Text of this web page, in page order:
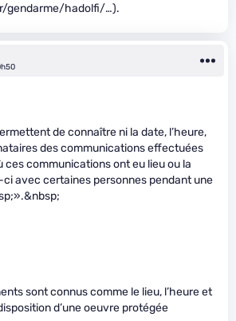
gendarme/hadolfi/…).
de connaître ni la date, l’heure,
des communications effectuées
ces communications ont eu lieu ou la
avec certaines personnes pendant une
sont connus comme le lieu, l’heure et
d’une oeuvre protégée